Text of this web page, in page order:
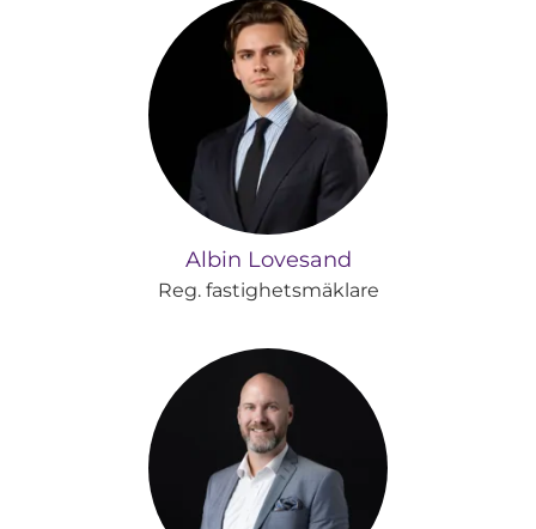
Albin Lovesand
Reg. fastighetsmäklare